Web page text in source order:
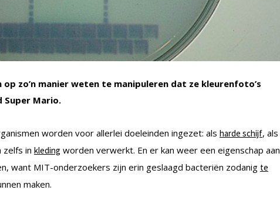
zo’n manier weten te manipuleren dat ze kleurenfoto’s
Super Mario.
worden voor allerlei doeleinden ingezet: als harde schijf, als
zelfs in kleding worden verwerkt. En er kan weer een eigenschap aan
want MIT-onderzoekers zijn erin geslaagd bacteriën zodanig te
maken.